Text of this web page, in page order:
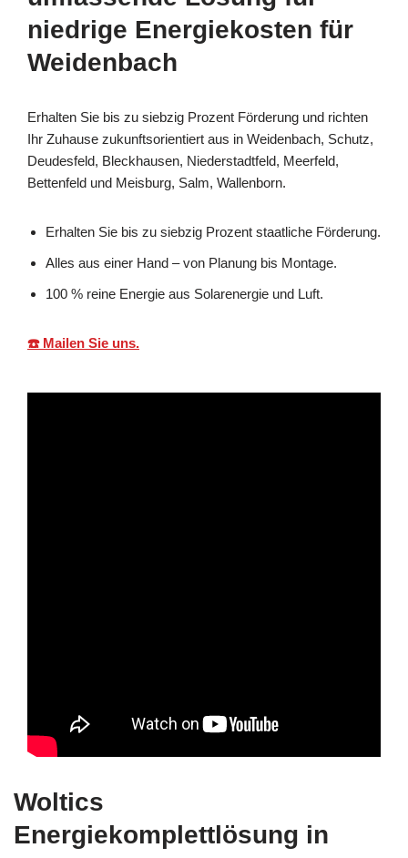
niedrige Energiekosten für
Weidenbach
Erhalten Sie bis zu siebzig Prozent Förderung und richten
Ihr Zuhause zukunftsorientiert aus in Weidenbach, Schutz,
Deudesfeld, Bleckhausen, Niederstadtfeld, Meerfeld,
Bettenfeld und Meisburg, Salm, Wallenborn.
Erhalten Sie bis zu siebzig Prozent staatliche Förderung.
Alles aus einer Hand – von Planung bis Montage.
100 % reine Energie aus Solarenergie und Luft.
☎️ Mailen Sie uns.
Woltics
Energiekomplettlösung in